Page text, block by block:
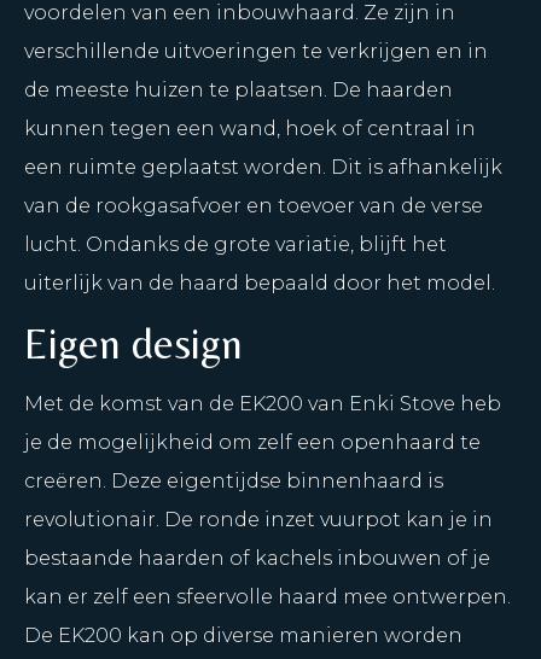
voordelen van een inbouwhaard. Ze zijn in
verschillende uitvoeringen te verkrijgen en in
de meeste huizen te plaatsen. De haarden
kunnen tegen een wand, hoek of centraal in
een ruimte geplaatst worden. Dit is afhankelijk
van de rookgasafvoer en toevoer van de verse
lucht. Ondanks de grote variatie, blijft het
uiterlijk van de haard bepaald door het model.
Eigen design
Met de komst van de EK200 van Enki Stove heb
je de mogelijkheid om zelf een openhaard te
creëren. Deze eigentijdse binnenhaard is
revolutionair. De ronde inzet vuurpot kan je in
bestaande haarden of kachels inbouwen of je
kan er zelf een sfeervolle haard mee ontwerpen.
De EK200 kan op diverse manieren worden